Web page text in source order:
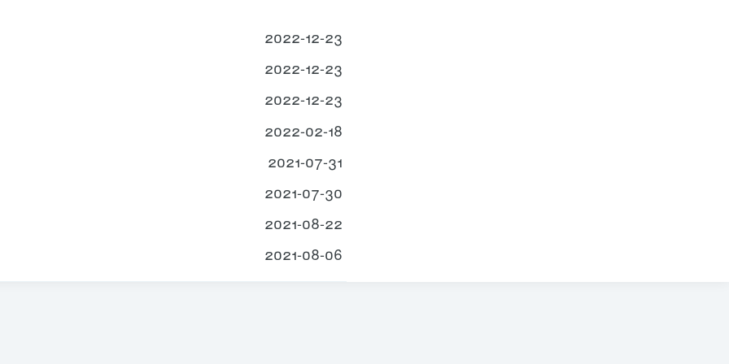
2022-12-23
2022-12-23
2022-12-23
2022-02-18
2021-07-31
2021-07-30
2021-08-22
2021-08-06